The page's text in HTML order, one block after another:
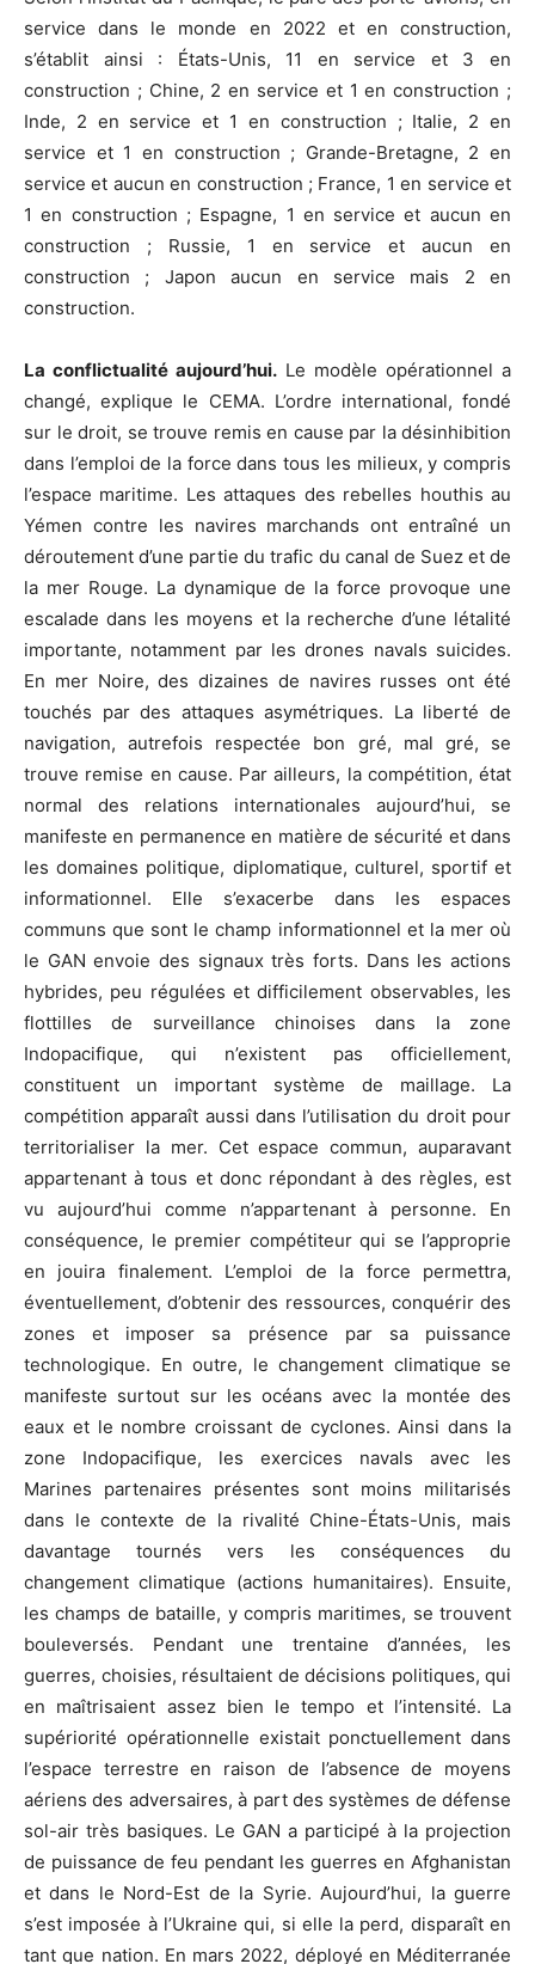
service dans le monde en 2022 et en construction,
s’établit ainsi : États-Unis, 11 en service et 3 en
construction ; Chine, 2 en service et 1 en construction ;
Inde, 2 en service et 1 en construction ; Italie, 2 en
service et 1 en construction ; Grande-Bretagne, 2 en
service et aucun en construction ; France, 1 en service et
1 en construction ; Espagne, 1 en service et aucun en
construction ; Russie, 1 en service et aucun en
construction ; Japon aucun en service mais 2 en
construction.
La conflictualité aujourd’hui. Le modèle opérationnel a
changé, explique le CEMA. L’ordre international, fondé
sur le droit, se trouve remis en cause par la désinhibition
dans l’emploi de la force dans tous les milieux, y compris
l’espace maritime. Les attaques des rebelles houthis au
Yémen contre les navires marchands ont entraîné un
déroutement d’une partie du trafic du canal de Suez et de
la mer Rouge. La dynamique de la force provoque une
escalade dans les moyens et la recherche d’une létalité
importante, notamment par les drones navals suicides.
En mer Noire, des dizaines de navires russes ont été
touchés par des attaques asymétriques. La liberté de
navigation, autrefois respectée bon gré, mal gré, se
trouve remise en cause. Par ailleurs, la compétition, état
normal des relations internationales aujourd’hui, se
manifeste en permanence en matière de sécurité et dans
les domaines politique, diplomatique, culturel, sportif et
informationnel. Elle s’exacerbe dans les espaces
communs que sont le champ informationnel et la mer où
le GAN envoie des signaux très forts. Dans les actions
hybrides, peu régulées et difficilement observables, les
flottilles de surveillance chinoises dans la zone
Indopacifique, qui n’existent pas officiellement,
constituent un important système de maillage. La
compétition apparaît aussi dans l’utilisation du droit pour
territorialiser la mer. Cet espace commun, auparavant
appartenant à tous et donc répondant à des règles, est
vu aujourd’hui comme n’appartenant à personne. En
conséquence, le premier compétiteur qui se l’approprie
en jouira finalement. L’emploi de la force permettra,
éventuellement, d’obtenir des ressources, conquérir des
zones et imposer sa présence par sa puissance
technologique. En outre, le changement climatique se
manifeste surtout sur les océans avec la montée des
eaux et le nombre croissant de cyclones. Ainsi dans la
zone Indopacifique, les exercices navals avec les
Marines partenaires présentes sont moins militarisés
dans le contexte de la rivalité Chine-États-Unis, mais
davantage tournés vers les conséquences du
changement climatique (actions humanitaires). Ensuite,
les champs de bataille, y compris maritimes, se trouvent
bouleversés. Pendant une trentaine d’années, les
guerres, choisies, résultaient de décisions politiques, qui
en maîtrisaient assez bien le tempo et l’intensité. La
supériorité opérationnelle existait ponctuellement dans
l’espace terrestre en raison de l’absence de moyens
aériens des adversaires, à part des systèmes de défense
sol-air très basiques. Le GAN a participé à la projection
de puissance de feu pendant les guerres en Afghanistan
et dans le Nord-Est de la Syrie. Aujourd’hui, la guerre
s’est imposée à l’Ukraine qui, si elle la perd, disparaît en
tant que nation. En mars 2022, déployé en Méditerranée